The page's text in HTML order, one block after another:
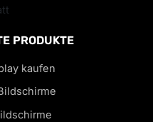
PRODUKTE
kaufen